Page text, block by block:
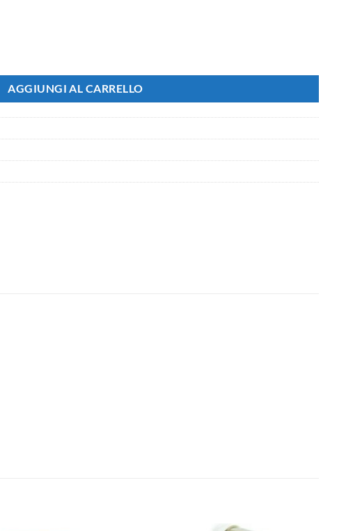
AGGIUNGI AL CARRELLO